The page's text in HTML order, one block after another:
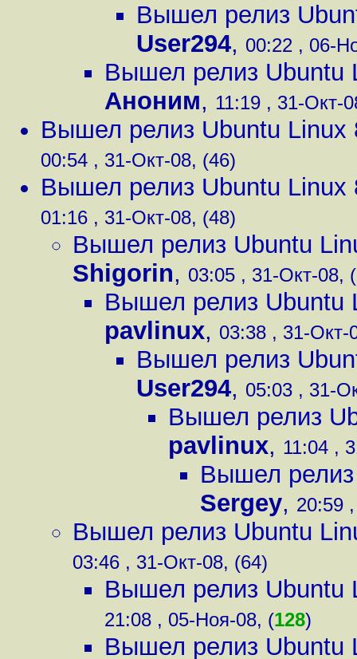
Вышел релиз
User294, 00:22 , 06-
Вышел релиз Ubuntu
Аноним, 11:19 , 31-Окт-
Вышел релиз Ubuntu Linux
00:54 , 31-Окт-08, (46)
Вышел релиз Ubuntu Linux
01:16 , 31-Окт-08, (48)
Вышел релиз Ubuntu
Shigorin, 03:05 , 31-Окт-08,
Вышел релиз Ubuntu
pavlinux, 03:38 , 31-Окт-
Вышел релиз
User294, 05:03 , 31-
Вышел релиз
pavlinux, 11:04 ,
Вышел
Sergey, 20:59
Вышел релиз Ubuntu
03:46 , 31-Окт-08, (64)
Вышел релиз Ubuntu
21:08 , 05-Ноя-08, (128)
Вышел релиз Ubuntu